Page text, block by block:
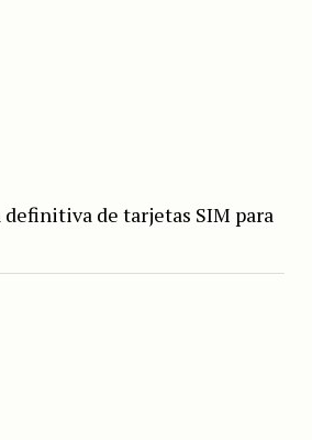
definitiva de tarjetas SIM para